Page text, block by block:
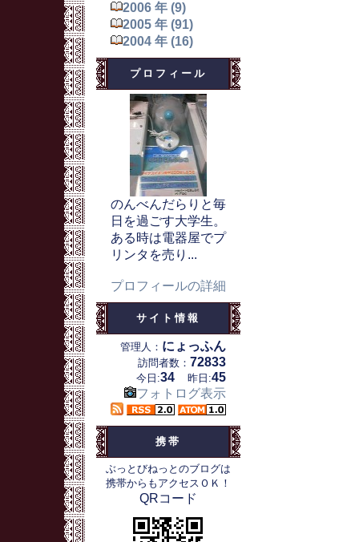
2006 年 (9)
2005 年 (91)
2004 年 (16)
プロフィール
のんべんだらりと毎
日を過ごす大学生。
ある時は電器屋でプ
リンタを売り...
プロフィールの詳細
サイト情報
管理人： にょっふん
訪問者数： 72833
今日:34 昨日:45
フォトログ表示
携帯
ぶっとびねっとのブログは
携帯からもアクセスＯＫ！
QRコード